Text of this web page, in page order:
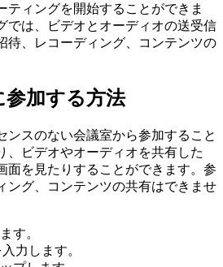
ティングを開始することができま
では、ビデオとオーディオの送受信
待、レコーディング、コンテンツの
参加する方法
ンスのない会議室から参加すること
、ビデオやオーディオを共有した
面を見たりすることができます。参
ング、コンテンツの共有はできませ
す。
力します。